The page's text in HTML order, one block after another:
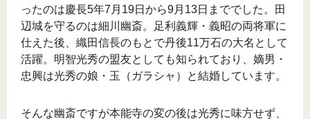
ったのは慶長5年7月19日から9月13日まででした。田
辺城を守るのは細川幽斎。足利義輝・義昭の両将軍に
仕えた後、織田信長のもとで丹後11万石の大名として
活躍。明智光秀の盟友としても知られており、嫡男・
忠興は光秀の娘・玉（ガラシャ）と結婚しています。
そんな幽斎ですが本能寺の変の後は光秀に味方せず、